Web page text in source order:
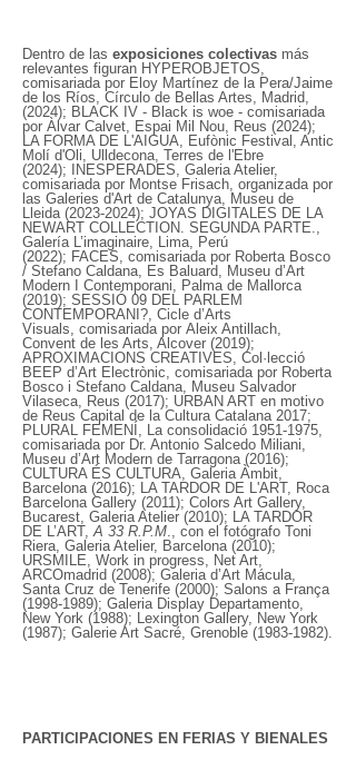
Dentro de las exposiciones colectivas más
relevantes figuran HYPEROBJETOS,
comisariada por Eloy Martínez de la Pera/Jaime
de los Ríos, Círculo de Bellas Artes, Madrid,
(2024); BLACK IV - Black is woe - comisariada
por Àlvar Calvet, Espai Mil Nou, Reus (2024);
LA FORMA DE L'AIGUA, Eufònic Festival, Antic
Molí d'Oli, Ulldecona, Terres de l'Ebre
(2024);
INESPERADES, Galeria Atelier,
comisariada por Montse Frisach, organizada por
las Galeries d'Art de Catalunya, Museu de
Lleida (2023-2024); JOYAS DIGITALES DE LA
NEWART COLLECTION. SEGUNDA PARTE.,
Galería L’imaginaire, Lima, Perú
(2022); FACES, comisariada por Roberta Bosco
/ Stefano Caldana, Es Baluard, Museu d’Art
Modern I Contemporani, Palma de Mallorca
(2019); SESSIÓ 09 DEL PARLEM
CONTEMPORANI?, Cicle d’Arts
Visuals, comisariada por Aleix Antillach,
Convent de les Arts, Alcover (2019);
APROXIMACIONS CREATIVES, Col·lecció
BEEP d’Art Electrònic, comisariada por Roberta
Bosco i Stefano Caldana, Museu Salvador
Vilaseca, Reus (2017); URBAN ART en motivo
de Reus Capital de la Cultura Catalana 2017;
PLURAL FEMENÍ, La consolidació 1951-1975,
comisariada por Dr. Antonio Salcedo Miliani,
Museu d’Art Modern de Tarragona (2016);
CULTURA ÉS CULTURA, Galeria Àmbit,
Barcelona (2016); LA TARDOR DE L'ART, Roca
Barcelona Gallery (2011); Colors Art Gallery,
Bucarest, Galeria Atelier (2010); LA TARDOR
DE L’ART,A 33 R.P.M., con el fotógrafo Toni
Riera, Galeria Atelier, Barcelona (2010);
URSMILE, Work in progress, Net Art,
ARCOmadrid (2008); Galeria d’Art Mácula,
Santa Cruz de Tenerife (2000); Salons a França
(1998-1989); Galeria Display Departamento,
New York (1988); Lexington Gallery, New York
(1987); Galerie Art Sacré, Grenoble (1983-1982).
PARTICIPACIONES EN FERIAS Y BIENALES